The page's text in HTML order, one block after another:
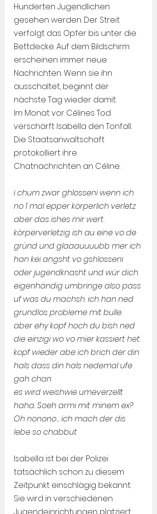
Hunderten Jugendlichen
gesehen werden. Der Streit
verfolgt das Opfer bis unter die
Bettdecke. Auf dem Bildschirm
erscheinen immer neue
Nachrichten. Wenn sie ihn
ausschaltet, beginnt der
nächste Tag wieder damit.
Im Monat vor Célines Tod
verschärft Isabella den Tonfall.
Die Staatsanwaltschaft
protokolliert ihre
Chatnachrichten an Céline:
i chum zwar ghlosseni wenn ich
no 1 mal epper körperlich verletz
aber das ishes mir wert.
körperverletzig ish au eine vo de
gründ und glaaauuuubb mer ich
han kei angsht vo gshlosseni
oder jugendknasht und wür dich
eigenhändig umbringe also pass
uf was du machsh. ich han ned
grundlos probleme mit bulle
aber ehy kopf hoch du bish ned
die einzigi wo vo mier kassiert het.
kopf wieder abe ich brich der din
hals dass din hals ned­emal ufe
gah chan
es wird weishwie umeverzellt
haha. Soeh armi mit minem ex?
Oh nonono... ich mach der dis
lebe so chabbut
Isabella ist bei der Polizei
tatsächlich schon zu diesem
Zeitpunkt einschlägig bekannt.
Sie wird in verschiedenen
Jugendeinrichtungen platziert.